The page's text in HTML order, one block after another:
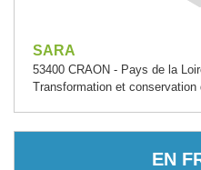
SARA
53400 CRAON - Pays de la
Transformation et
EN